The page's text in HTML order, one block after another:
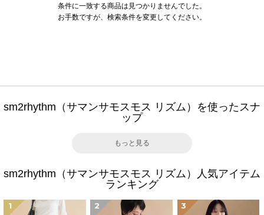
条件に一致する商品は見つかりませんでした。
お手数ですが、検索条件を変更してください。
sm2rhythm（サマンサモスモス リズム）を使ったスナ
ップ
もっと見る
sm2rhythm（サマンサモスモス リズム）人気アイテム
ランキング
1 2 3